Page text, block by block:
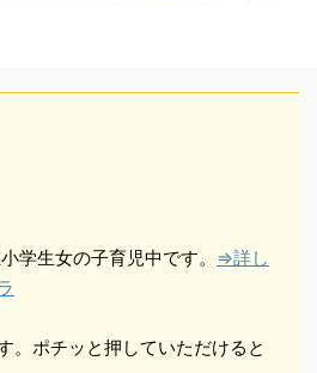
学生女の子育児中です。 ⇒詳し
。ポチッと押していただけると